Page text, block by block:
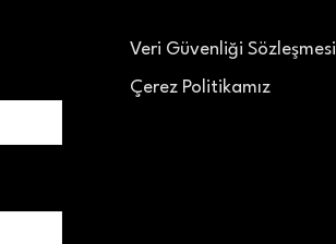
Veri Güvenliği Sözleşmesi
Çerez Politikamız